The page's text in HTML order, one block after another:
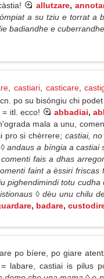
allutzare,
a su tziu e torrat a
badiandhe e
castiari, casticare,
po su bisóngiu chi
itl. ecco!
abbadiai,
mala a unu,
pro si chèrrere; castiai,
andaus a bíngia a
fais a dhas
faint a èssiri
pighendimindi totu
◊ dèu unu chilu
, badare,
po bíere, po giare
labare, castiai is pilus